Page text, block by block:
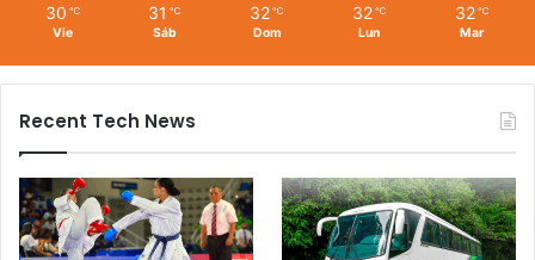
30 ℃
Vie
31 ℃
Sáb
32 ℃
Dom
32 ℃
Lun
32 ℃
Mar
Recent Tech News